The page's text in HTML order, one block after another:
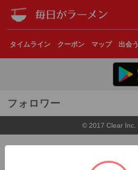
タイムライン クーポン マップ 出会う
フォロワー
© 2017 Clear Inc.